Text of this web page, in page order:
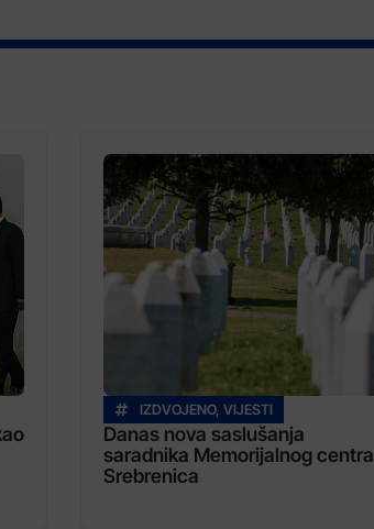
IZDVOJENO, VIJESTI
Danas nova saslušanja
saradnika Memorijalnog centra
Srebrenica